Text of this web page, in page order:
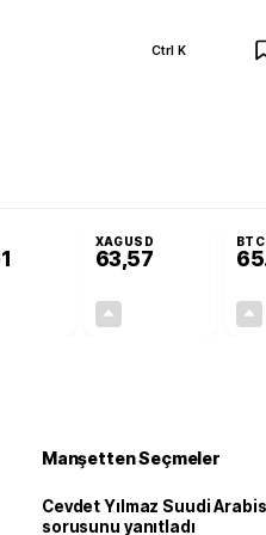
Ctrl K
XAGUSD
63,57
BTC
Manşetten Seçmeler
Cevdet Yılmaz Suudi
sorusunu yanıtladı